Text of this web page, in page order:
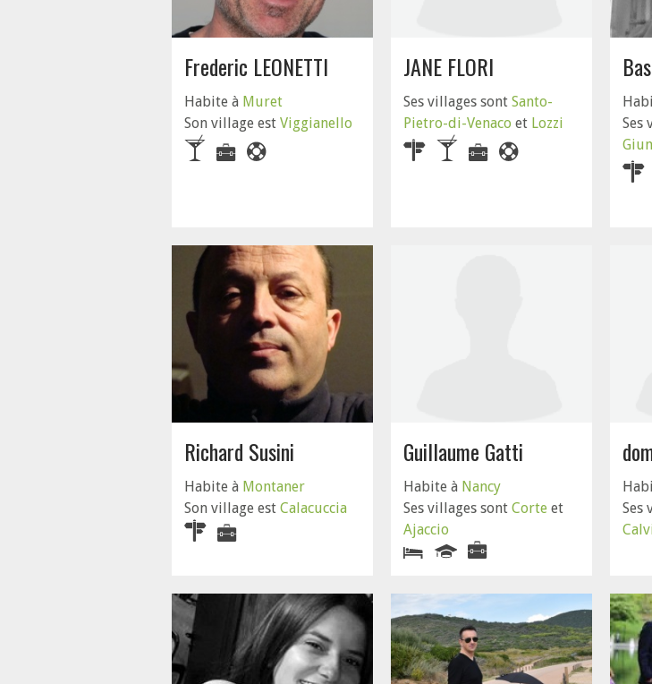
Frederic LEONETTI
Habite à Muret
Son village est Viggianello
JANE FLORI
Ses villages sont Santo-
Pietro-di-Venaco et Lozzi
Ses
Richard Susini
Habite à Montaner
Son village est Calacuccia
Guillaume Gatti
Habite à Nancy
Ses villages sont Corte et
Ajaccio
Ses